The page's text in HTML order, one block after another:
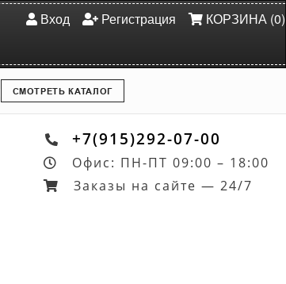
Вход Регистрация КОРЗИНА (0)
СМОТРЕТЬ КАТАЛОГ
+7(915)292-07-00
Офис: ПН-ПТ 09:00 – 18:00
Заказы на сайте — 24/7